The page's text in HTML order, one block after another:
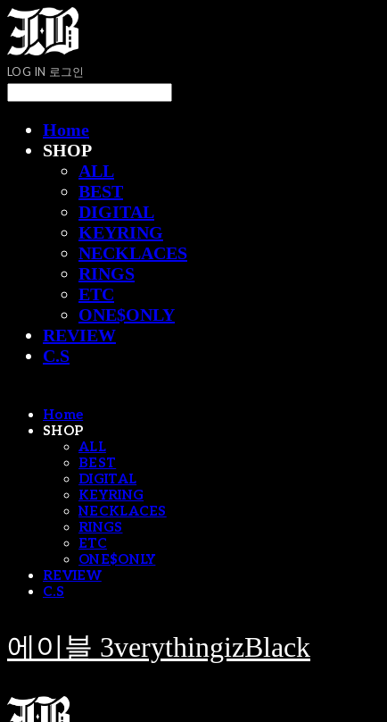
LOG IN 로그인
Home
SHOP
ALL
BEST
DIGITAL
KEYRING
NECKLACES
RINGS
ETC
ONE$ONLY
REVIEW
C.S
Home
SHOP
ALL
BEST
DIGITAL
KEYRING
NECKLACES
RINGS
ETC
ONE$ONLY
REVIEW
C.S
에이블 3verythingizBlack